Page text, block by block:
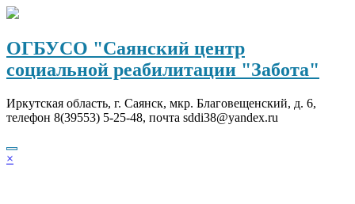
Перейти
содержимому
ОГБУСО "Саянский центр
социальной реабилитации "Забота"
Иркутская область, г. Саянск, мкр. Благовещенский, д. 6,
телефон 8(39553) 5-25-48, почта sddi38@yandex.ru
×